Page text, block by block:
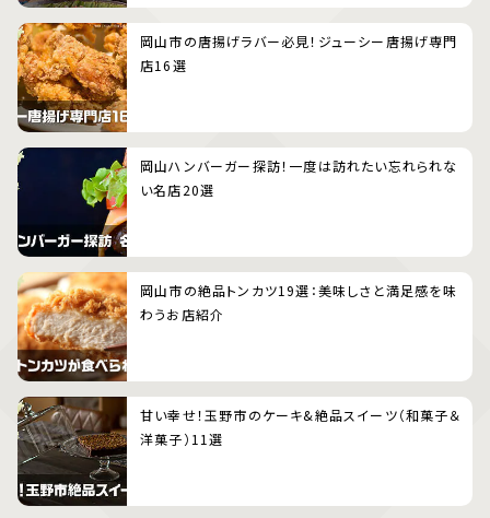
岡山市の唐揚げラバー必見！ジューシー唐揚げ専門
店16選
岡山ハンバーガー探訪！一度は訪れたい忘れられな
い名店20選
岡山市の絶品トンカツ19選：美味しさと満足感を味
わうお店紹介
甘い幸せ！玉野市のケーキ&絶品スイーツ（和菓子＆
洋菓子）11選